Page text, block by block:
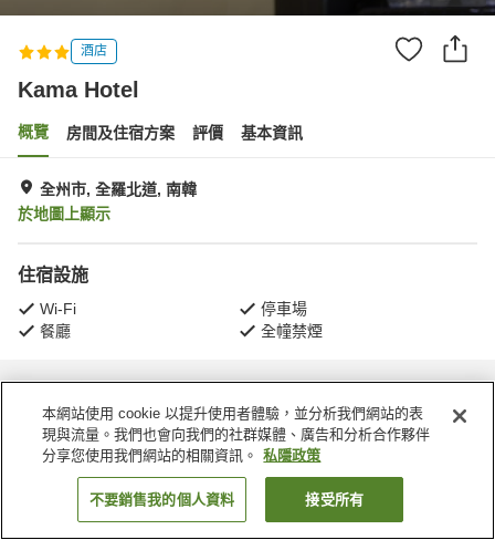
酒店
Kama Hotel
概覽 房間及住宿方案 評價 基本資訊
全州市, 全羅北道, 南韓
於地圖上顯示
住宿設施
Wi-Fi
停車場
餐廳
全幢禁煙
主頁 南韓 全羅北道 全州市 Kama Hotel
找客房
本網站使用 cookie 以提升使用者體驗，並分析我們網站的表
現與流量。我們也會向我們的社群媒體、廣告和分析合作夥伴
分享您使用我們網站的相關資訊。
私隱政策
不要銷售我的個人資料 接受所有